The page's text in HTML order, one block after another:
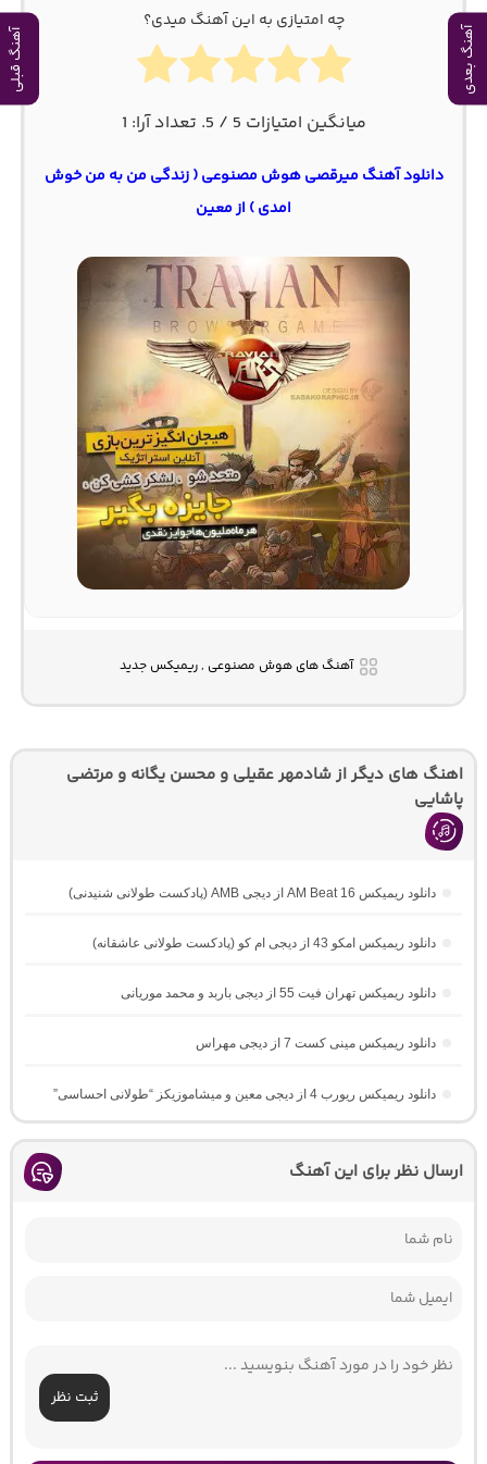
آهنگ بعدی آهنگ قبلی
چه امتیازی به این آهنگ میدی؟
میانگین امتیازات 5 / 5. تعداد آرا: 1
دانلود آهنگ میرقصی هوش مصنوعی ( زندگی من به من خوش
امدی ) از معین
آهنگ های هوش مصنوعی , ریمیکس جدید
اهنگ های دیگر از شادمهر عقیلی و محسن یگانه و مرتضی
پاشایی
دانلود ریمیکس AM Beat 16 از دیجی AMB (پادکست طولانی شنیدنی)
دانلود ریمیکس امکو 43 از دیجی ام کو (پادکست طولانی عاشقانه)
دانلود ریمیکس تهران فیت 55 از دیجی باربد و محمد موریانی
دانلود ریمیکس مینی کست 7 از دیجی مهراس
دانلود ریمیکس ریورب 4 از دیجی معین و میشاموزیکز “طولانی احساسی”
ارسال نظر برای این آهنگ
ثبت نظر